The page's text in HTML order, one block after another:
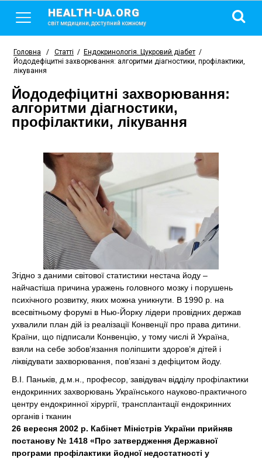
HEALTH-UA.ORG
світ медицини, доступний кожному
Головна / Статті / Ендокринологія. Цукровий діабет /
Йододефіцитні захворювання: алгоритми діагностики, профілактики,
лікування
Йододефіцитні захворювання:
алгоритми діагностики,
профілактики, лікування
Згідно з даними світової статистики нестача йоду –
найчастіша причина уражень головного мозку і порушень
психічного розвитку, яких можна уникнути. В 1990 р. на
всесвітньому форумі в Нью-Йорку лідери провідних держав
ухвалили план дій із реалізації Конвенції про права дитини.
Країни, що підписали Конвенцію, у тому числі й Україна,
взяли на себе зобов’язання поліпшити здоров’я дітей і
ліквідувати захворювання, пов’язані з дефіцитом йоду.
В.І. Паньків, д.м.н., професор, завідувач відділу профілактики
ендокринних захворювань Українського науково-практичного
центру ендокринної хірургії, трансплантації ендокринних
органів і тканин
26 вересня 2002 р. Кабінет Міністрів України прийняв
постанову № 1418 «Про затвердження Державної
програми профілактики йодної недостатності у